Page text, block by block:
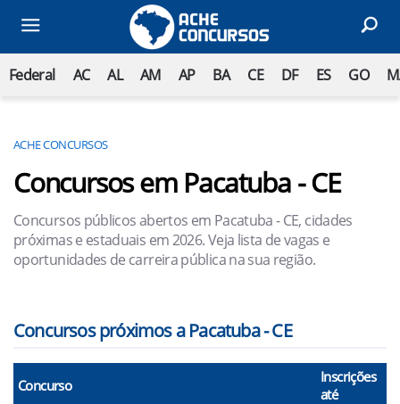
Federal AC AL AM AP BA CE DF ES GO
ACHE CONCURSOS
Concursos em Pacatuba - CE
Concursos públicos abertos em Pacatuba - CE, cidades
próximas e estaduais em 2026. Veja lista de vagas e
oportunidades de carreira pública na sua região.
Concursos próximos a Pacatuba - CE
Concurso
Inscrições
até